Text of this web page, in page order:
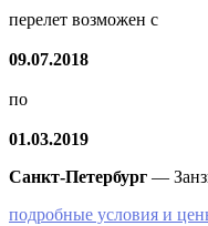
перелет возможен с
09.07.2018
по
01.03.2019
Санкт-Петербург —
подробные условия и